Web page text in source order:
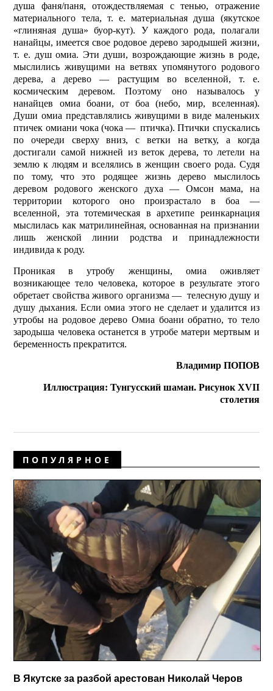
душа фаня/паня, отождествляемая с тенью, отражение
материального тела, т. е. материальная душа (якутское
«глиняная душа» буор-кут). У каждого рода, полагали
нанайцы, имеется свое родовое дерево зародышей жизни,
т. е. душ омиа. Эти души, возрождающие жизнь в роде,
мыслились живущими на ветвях упомянутого родового
дерева, а дерево — растущим во вселенной, т. е.
космическим деревом. Поэтому оно называлось у
нанайцев омиа боани, от боа (небо, мир, вселенная).
Души омиа представлялись живущими в виде маленьких
птичек омиани чока (чока — птичка). Птички спускались
по очереди сверху вниз, с ветки на ветку, а когда
достигали самой нижней из веток дерева, то летели на
землю к людям и вселялись в женщин своего рода. Судя
по тому, что это родящее жизнь дерево мыслилось
деревом родового женского духа — Омсон мама, на
территории которого оно произрастало в боа —
вселенной, эта тотемическая в архетипе реинкарнация
мыслилась как матрилинейная, основанная на признании
лишь женской линии родства и принадлежности
индивида к роду.
Проникая в утробу женщины, омиа оживляет
возникающее тело человека, которое в результате этого
обретает свойства живого организма — телес­ную душу и
душу дыхания. Если омиа этого не сделает и удалится из
утробы на родовое дерево Омиа боани обратно, то тело
зародыша человека останется в утробе матери мерт­вым и
беременность прекратится.
Владимир ПОПОВ
Иллюстрация: Тунгусский шаман. Рисунок XVII
столетия
ПОПУЛЯРНОЕ
В Якутске за разбой арестован Николай Черов